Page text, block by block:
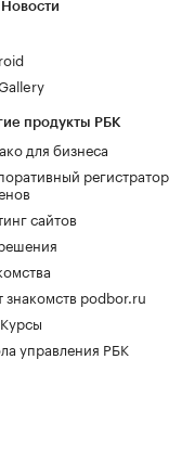
продукты РБК
для бизнеса
регистратор
сайтов
знакомств podbor.ru
управления РБК